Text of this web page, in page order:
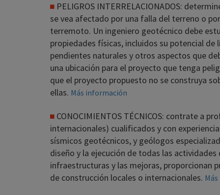
PELIGROS INTERRELACIONADOS:
se vea afectado por una falla del terreno o
terremoto. Un ingeniero geotécnico debe
propiedades físicas, incluidos su potencial de
pendientes naturales y otros aspectos que
una ubicación para el proyecto que tenga
que el proyecto propuesto no se construya
ellas. Más información
CONOCIMIENTOS TÉCNICOS: contrate a
internacionales) cualificados y con
sísmicos geotécnicos, y geólogos
diseño y la ejecución de todas las
infraestructuras y las mejoras, proporcionan
de construcción locales o internacionales.